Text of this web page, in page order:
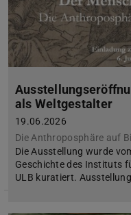
als Weltgestalter
19.06.2026
Die Anthroposphäre auf
Die Ausstellung wurde
Geschichte des Instituts
ULB kuratiert.